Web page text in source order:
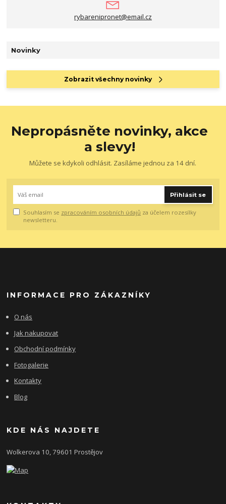
rybarenipronet@email.cz
Novinky
Zobrazit všechny novinky
Nepropásněte novinky, akce
a slevy!
Můžete se kdykoli odhlásit. Zasíláme jednou za 14 dní.
Přihlásit se
Souhlasím se zpracováním osobních údajů za účelem rozesílky
newsletteru.
INFORMACE PRO ZÁKAZNÍKY
O nás
Jak nakupovat
Obchodní podmínky
Fotogalerie
Kontakty
Blog
KDE NÁS NAJDETE
Wolkerova 10, 79601 Prostějov